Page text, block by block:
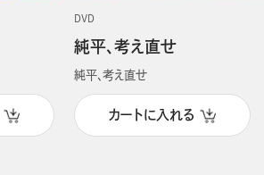
DVD
純平、考え直せ
純平、考え直せ
カートに入れる